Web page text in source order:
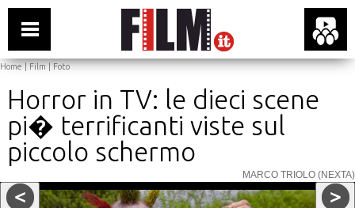
Home|Film|Foto
Horror in TV: le dieci scene
pi� terrificanti viste sul
piccolo schermo
MARCO TRIOLO (NEXTA)